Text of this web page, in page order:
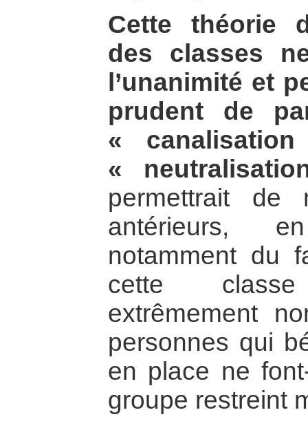
Cette théorie
des classes
l’unanimité et
prudent de
«
«
permettrait de
antérieurs,
notamment du
cette
extrêmement
personnes qui
en place ne
groupe restreint